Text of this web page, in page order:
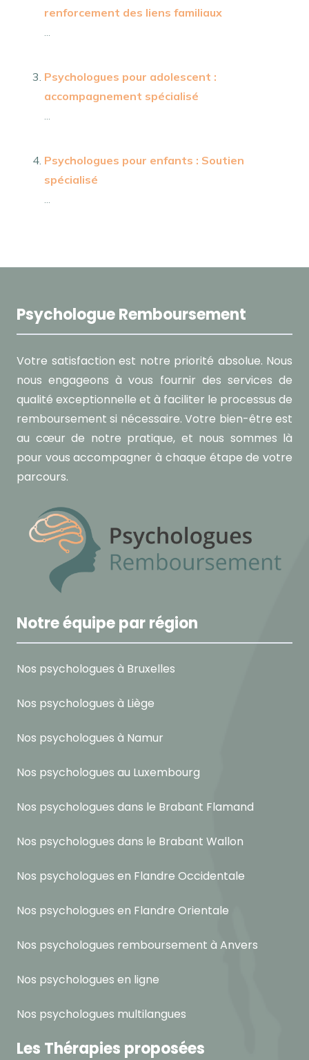
renforcement des liens familiaux
Psychologues pour adolescent :
accompagnement spécialisé
Psychologues pour enfants : Soutien
spécialisé
Psychologue Remboursement
Votre satisfaction est notre priorité absolue. Nous
nous engageons à vous fournir des services de
qualité exceptionnelle et à faciliter le processus de
remboursement si nécessaire. Votre bien-être est
au cœur de notre pratique, et nous sommes là
pour vous accompagner à chaque étape de votre
parcours.
Notre équipe par région
Nos psychologues à Bruxelles
Nos psychologues à Liège
Nos psychologues à Namur
Nos psychologues au Luxembourg
Nos psychologues dans le Brabant Flamand
Nos psychologues dans le Brabant Wallon
Nos psychologues en Flandre Occidentale
Nos psychologues en Flandre Orientale
Nos psychologues remboursement à Anvers
Nos psychologues en ligne
Nos psychologues multilangues
Les Thérapies proposées